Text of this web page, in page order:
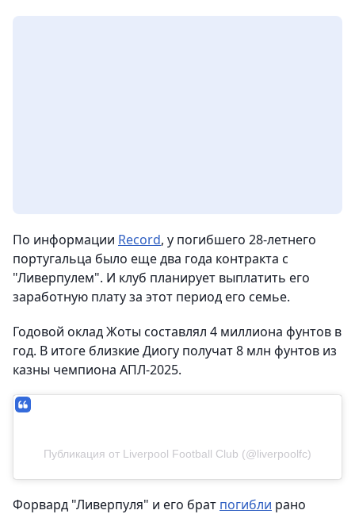
По информации Record, у погибшего 28-летнего
португальца было еще два года контракта с
"Ливерпулем". И клуб планирует выплатить его
заработную плату за этот период его семье.
Годовой оклад Жоты составлял 4 миллиона фунтов в
год. В итоге близкие Диогу получат 8 млн фунтов из
казны чемпиона АПЛ-2025.
Публикация от Liverpool Football Club (@liverpoolfc)
Форвард "Ливерпуля" и его брат погибли рано